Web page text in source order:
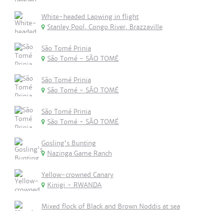
White-headed Lapwing in flight
Stanley Pool, Congo River, Brazzaville
São Tomé Prinia
São Tomé - SÃO TOMÉ
São Tomé Prinia
São Tomé - SÃO TOMÉ
São Tomé Prinia
São Tomé - SÃO TOMÉ
Gosling's Bunting
Nazinga Game Ranch
Yellow-crowned Canary
Kinigi - RWANDA
Mixed flock of Black and Brown Noddis at sea